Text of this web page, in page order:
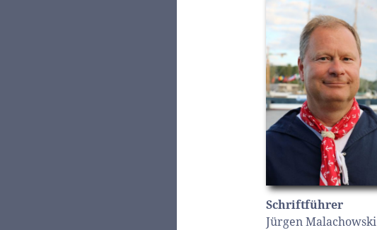
Schriftführer
Jürgen Malachowski